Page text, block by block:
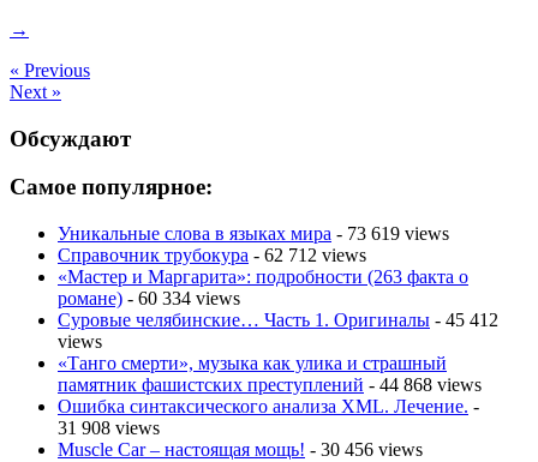
→
« Previous
Next »
Обсуждают
Самое популярное:
Уникальные слова в языках мира - 73 619 views
Справочник трубокура - 62 712 views
«Мастер и Маргарита»: подробности (263 факта о
романе) - 60 334 views
Суровые челябинские… Часть 1. Оригиналы - 45 412
views
«Танго смерти», музыка как улика и страшный
памятник фашистских преступлений - 44 868 views
Ошибка синтаксического анализа XML. Лечение. -
31 908 views
Muscle Car – настоящая мощь! - 30 456 views